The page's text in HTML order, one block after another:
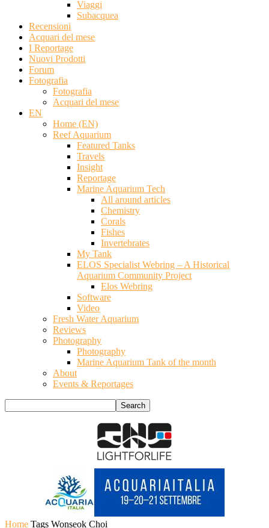
Viaggi
Subacquea
Recensioni
Acquari del mese
I Reportage
Nuovi Prodotti
Forum
Fotografia
Fotografia
Acquari del mese
EN
Home (EN)
Reef Aquarium
Featured Tanks
Travels
Insight
Reportage
Marine Aquarium Tech
All around articles
Chemistry
Corals
Fishes
Invertebrates
My Tank
ELOS Specialist Webring – A Historical
Aquarium Community Project
Elos Webring
Software
Video
Fresh Water Aquarium
Reviews
Photography
Photography
Marine Aquarium Tank of the month
About
Events & Reportages
Home Tags Wonseok Choi